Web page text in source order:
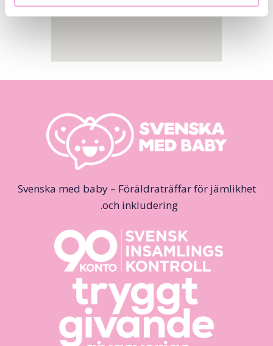
Svenska med baby – Föräldraträffar för jämlikhet
och inkludering.